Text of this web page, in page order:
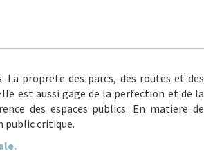
proprete des parcs, des routes et des
est aussi gage de la perfection et de la
des espaces publics. En matiere de
public critique.